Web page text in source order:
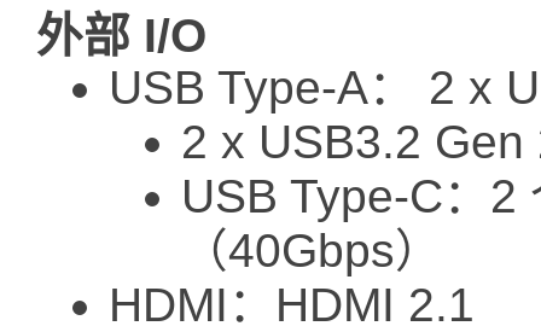
外部 I/O
USB Type-A： 2 x
2 x USB3.2
USB Type-C：
（40Gbps）
HDMI：HDMI 2.1